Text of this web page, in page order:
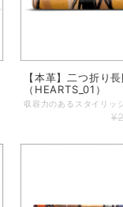
【本革】二つ折り
（HEARTS_01）